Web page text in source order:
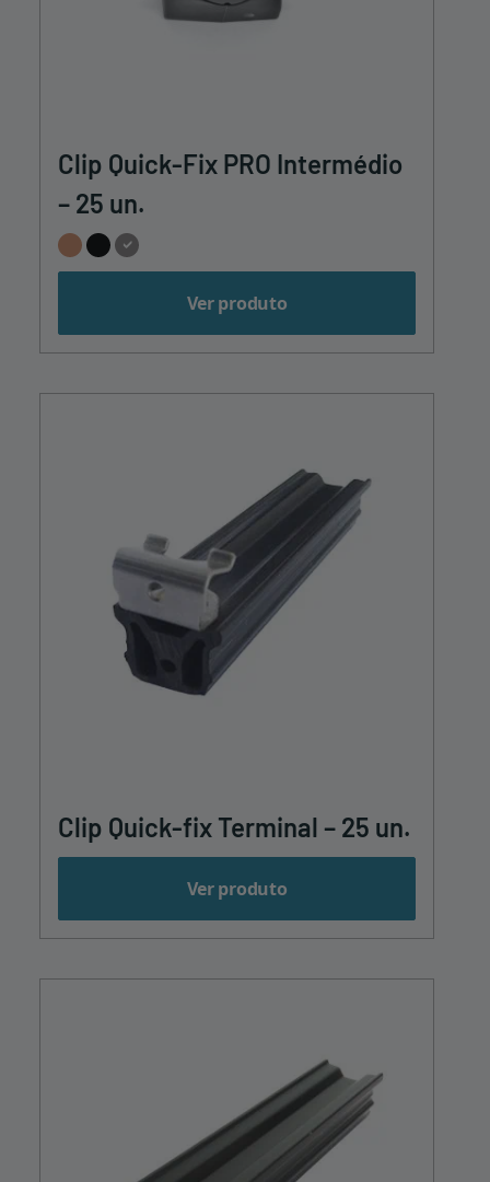
Clip Quick-Fix PRO Intermédio
– 25 un.
Ver produto
Clip Quick-fix Terminal – 25 un.
Ver produto